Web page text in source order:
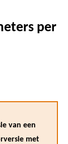
per
van een
met